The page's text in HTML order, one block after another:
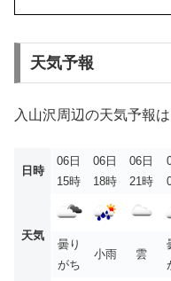
天気予報
入山沢周辺の天気予報
日時
06日
15時
06日
18時
06日
21時
天気
曇り
がち
小雨 雲